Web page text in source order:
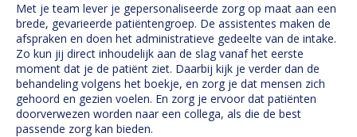
Met je team lever je gepersonaliseerde zorg op maat aan een
brede, gevarieerde patiëntengroep. De assistentes maken de
afspraken en doen het administratieve gedeelte van de intake.
Zo kun jij direct inhoudelijk aan de slag vanaf het eerste
moment dat je de patiënt ziet. Daarbij kijk je verder dan de
behandeling volgens het boekje, en zorg je dat mensen zich
gehoord en gezien voelen. En zorg je ervoor dat patiënten
doorverwezen worden naar een collega, als die de best
passende zorg kan bieden.